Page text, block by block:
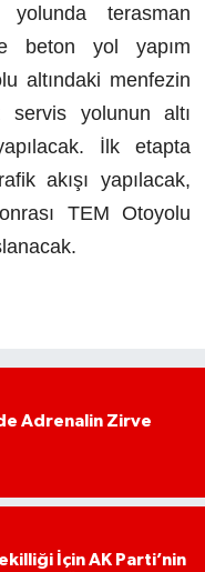
yolunda terasman
beton yol yapım
altındaki menfezin
servis yolunun altı
İlk etapta
akışı yapılacak,
TEM Otoyolu
Adrenalin Zirve
İçin AK Parti’nin